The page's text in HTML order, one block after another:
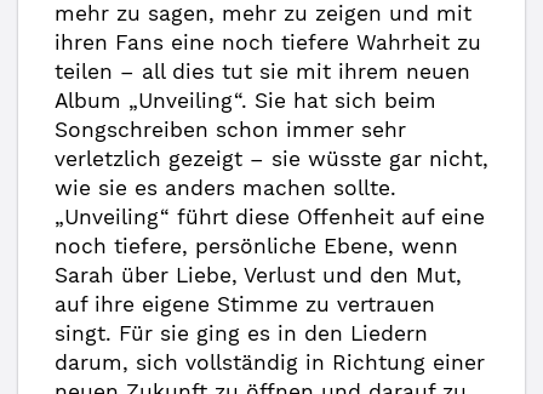
mehr zu sagen, mehr zu zeigen und mit
ihren Fans eine noch tiefere Wahrheit zu
teilen – all dies tut sie mit ihrem neuen
Album „Unveiling“. Sie hat sich beim
Songschreiben schon immer sehr
verletzlich gezeigt – sie wüsste gar nicht,
wie sie es anders machen sollte.
„Unveiling“ führt diese Offenheit auf eine
noch tiefere, persönliche Ebene, wenn
Sarah über Liebe, Verlust und den Mut,
auf ihre eigene Stimme zu vertrauen
singt. Für sie ging es in den Liedern
darum, sich vollständig in Richtung einer